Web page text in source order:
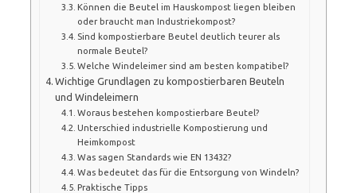
Können die Beutel im Hauskompost liegen bleiben
oder braucht man Industriekompost?
Sind kompostierbare Beutel deutlich teurer als
normale Beutel?
Welche Windeleimer sind am besten kompatibel?
Wichtige Grundlagen zu kompostierbaren Beuteln
und Windeleimern
Woraus bestehen kompostierbare Beutel?
Unterschied industrielle Kompostierung und
Heimkompost
Was sagen Standards wie EN 13432?
Was bedeutet das für die Entsorgung von Windeln?
Praktische Tipps